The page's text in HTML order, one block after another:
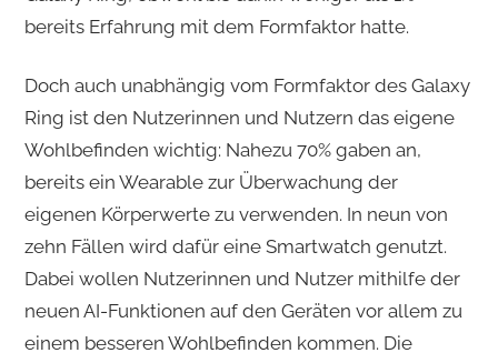
bereits Erfahrung mit dem Formfaktor hatte.
Doch auch unabhängig vom Formfaktor des Galaxy
Ring ist den Nutzerinnen und Nutzern das eigene
Wohlbefinden wichtig: Nahezu 70% gaben an,
bereits ein Wearable zur Überwachung der
eigenen Körperwerte zu verwenden. In neun von
zehn Fällen wird dafür eine Smartwatch genutzt.
Dabei wollen Nutzerinnen und Nutzer mithilfe der
neuen AI-Funktionen auf den Geräten vor allem zu
einem besseren Wohlbefinden kommen. Die